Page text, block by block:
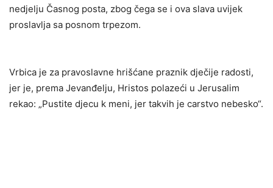
nedjelju Časnog posta, zbog čega se i ova slava uvijek
proslavlja sa posnom trpezom.
Vrbica je za pravoslavne hrišćane praznik dječije radosti,
jer je, prema Jevanđelju, Hristos polazeći u Jerusalim
rekao: „Pustite djecu k meni, jer takvih je carstvo nebesko“.